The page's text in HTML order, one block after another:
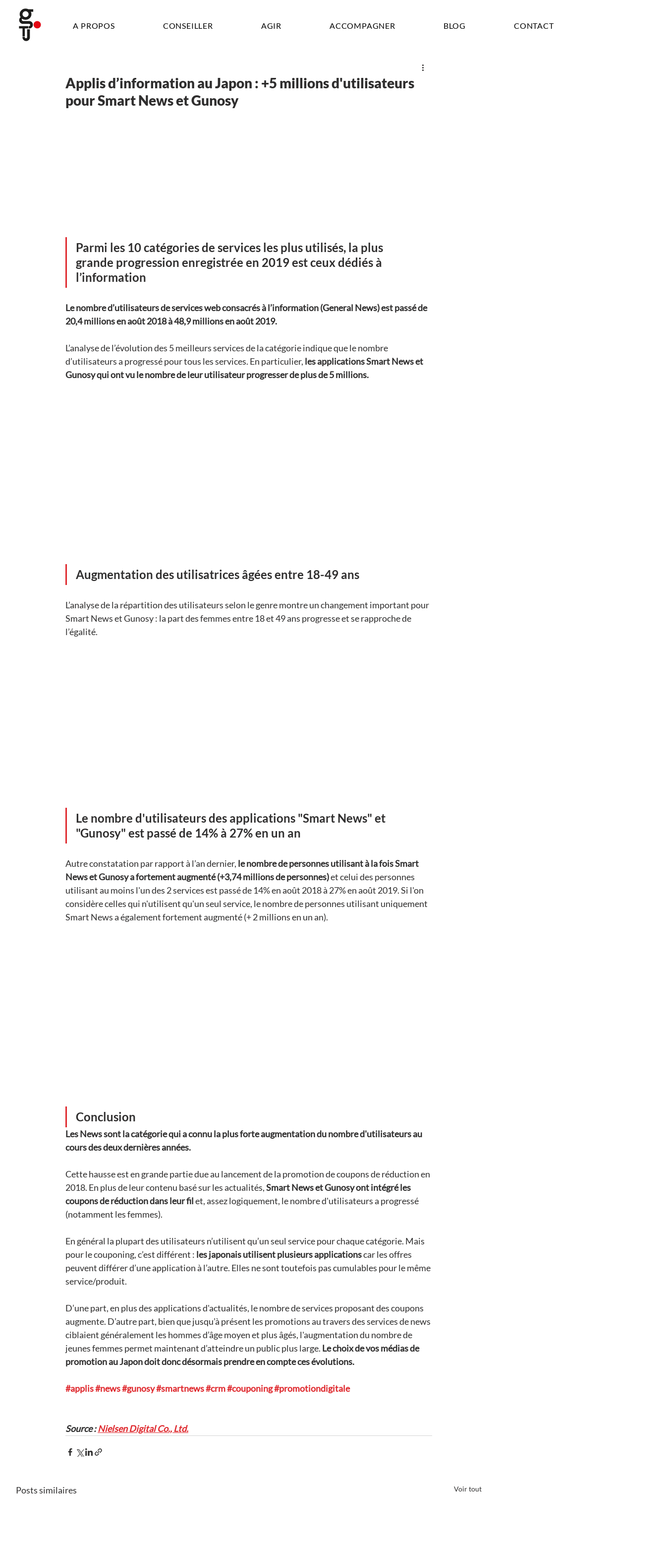
A PROPOS CONSEILLER AGIR ACCOMPAGNER BLOG CONTACT
Applis d’information au Japon : +5 millions d'utilisateurs
pour Smart News et Gunosy
Parmi les 10 catégories de services les plus utilisés, la plus
grande progression enregistrée en 2019 est ceux dédiés à
l’information
Le nombre d’utilisateurs de services web consacrés à l’information (General News) est passé de
20,4 millions en août 2018 à 48,9 millions en août 2019.
L’analyse de l’évolution des 5 meilleurs services de la catégorie indique que le nombre
d’utilisateurs a progressé pour tous les services. En particulier, les applications Smart News et
Gunosy qui ont vu le nombre de leur utilisateur progresser de plus de 5 millions.
Augmentation des utilisatrices âgées entre 18-49 ans
L’analyse de la répartition des utilisateurs selon le genre montre un changement important pour
Smart News et Gunosy : la part des femmes entre 18 et 49 ans progresse et se rapproche de
l’égalité.
Le nombre d'utilisateurs des applications "Smart News" et
"Gunosy" est passé de 14% à 27% en un an
Autre constatation par rapport à l’an dernier, le nombre de personnes utilisant à la fois Smart
News et Gunosy a fortement augmenté (+3,74 millions de personnes) et celui des personnes
utilisant au moins l'un des 2 services est passé de 14% en août 2018 à 27% en août 2019. Si l'on
considère celles qui n'utilisent qu'un seul service, le nombre de personnes utilisant uniquement
Smart News a également fortement augmenté (+ 2 millions en un an).
Conclusion
Les News sont la catégorie qui a connu la plus forte augmentation du nombre d'utilisateurs au
cours des deux dernières années.
Cette hausse est en grande partie due au lancement de la promotion de coupons de réduction en
2018. En plus de leur contenu basé sur les actualités, Smart News et Gunosy ont intégré les
coupons de réduction dans leur fil et, assez logiquement, le nombre d'utilisateurs a progressé
(notamment les femmes).
En général la plupart des utilisateurs n’utilisent qu’un seul service pour chaque catégorie. Mais
pour le couponing, c’est différent : les japonais utilisent plusieurs applications car les offres
peuvent différer d’une application à l’autre. Elles ne sont toutefois pas cumulables pour le même
service/produit.
D’une part, en plus des applications d'actualités, le nombre de services proposant des coupons
augmente. D’autre part, bien que jusqu’à présent les promotions au travers des services de news
ciblaient généralement les hommes d’âge moyen et plus âgés, l'augmentation du nombre de
jeunes femmes permet maintenant d’atteindre un public plus large. Le choix de vos médias de
promotion au Japon doit donc désormais prendre en compte ces évolutions.
#applis#news#gunosy#smartnews#crm#couponing#promotiondigitale
Source : Nielsen Digital Co., Ltd.
Posts similaires Voir tout